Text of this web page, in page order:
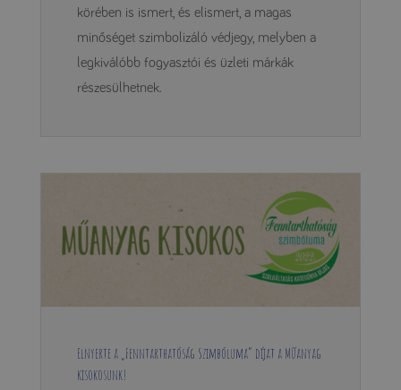
körében is ismert, és elismert, a magas
minőséget szimbolizáló védjegy, melyben a
legkiválóbb fogyasztói és üzleti márkák
részesülhetnek.
Elnyerte a „Fenntarthatóság Szimbóluma” díjat a Műanyag
kisokosunk!